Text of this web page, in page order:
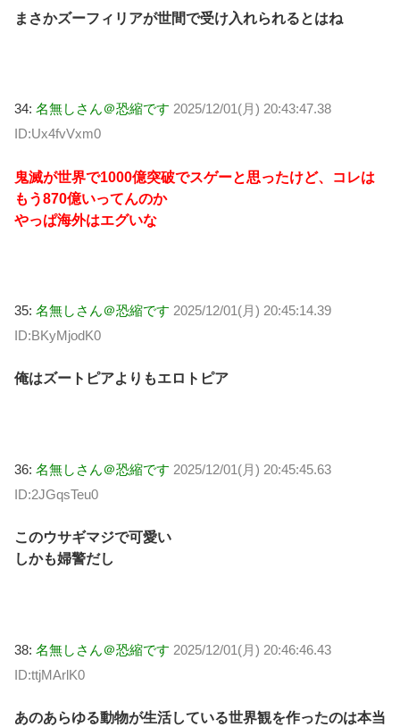
まさかズーフィリアが世間で受け入れられるとはね
34: 名無しさん＠恐縮です 2025/12/01(月) 20:43:47.38
ID:Ux4fvVxm0
鬼滅が世界で1000億突破でスゲーと思ったけど、コレは
もう870億いってんのか
やっぱ海外はエグいな
35: 名無しさん＠恐縮です 2025/12/01(月) 20:45:14.39
ID:BKyMjodK0
俺はズートピアよりもエロトピア
36: 名無しさん＠恐縮です 2025/12/01(月) 20:45:45.63
ID:2JGqsTeu0
このウサギマジで可愛い
しかも婦警だし
38: 名無しさん＠恐縮です 2025/12/01(月) 20:46:46.43
ID:ttjMArlK0
あのあらゆる動物が生活している世界観を作ったのは本当